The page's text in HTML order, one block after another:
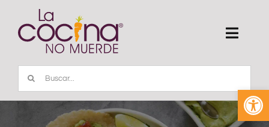
contenido
INICIO
SOBRE MI
Buscar: